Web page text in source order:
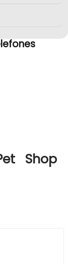
Shop